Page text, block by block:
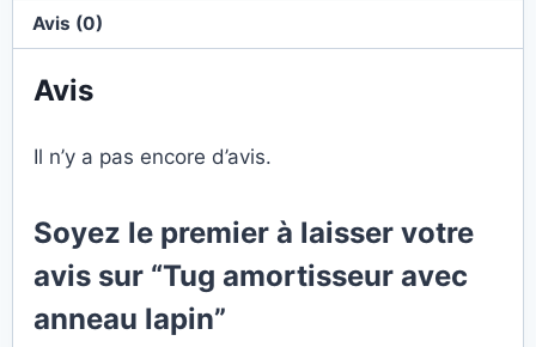
Avis (0)
Avis
Il n’y a pas encore d’avis.
Soyez le premier à laisser votre
avis sur “Tug amortisseur avec
anneau lapin”